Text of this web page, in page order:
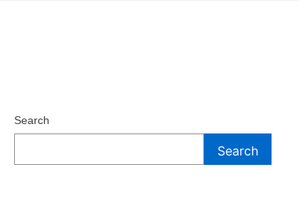
Search
Search